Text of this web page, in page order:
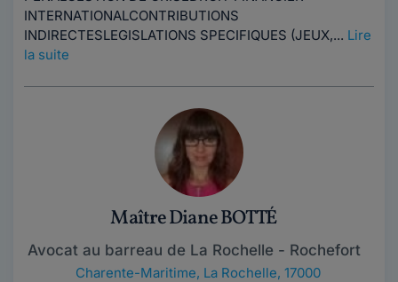
INTERNATIONALCONTRIBUTIONS
INDIRECTESLEGISLATIONS SPECIFIQUES (JEUX,... Lire
la suite
Maître Diane BOTTÉ
Avocat au barreau de La Rochelle - Rochefort
Charente-Maritime, La Rochelle, 17000